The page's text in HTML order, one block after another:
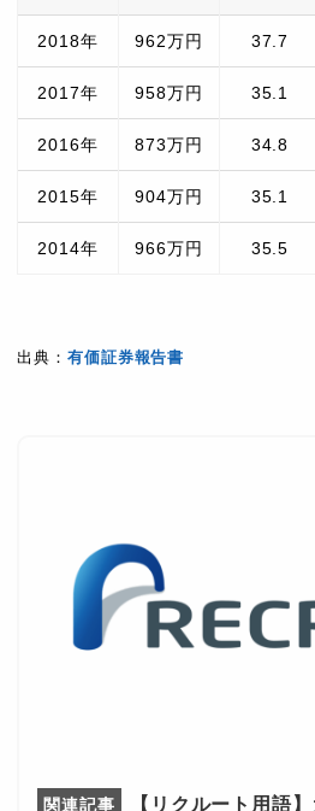
2018年 962万円 37.7
2017年 958万円 35.1
2016年 873万円 34.8
2015年 904万円 35.1
2014年 966万円 35.5
出典： 有価証券報告書
【リクルート用語